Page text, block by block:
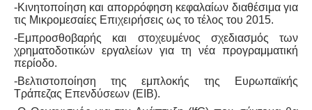
-Κινητοποίηση και απορρόφηση κεφαλαίων διαθέσιμα για
τις Μικρομεσαίες Επιχειρήσεις ως το τέλος του 2015.
-Εμπροσθοβαρής και στοχευμένος σχεδιασμός των
χρηματοδοτικών εργαλείων για τη νέα προγραμματική
περίοδο.
-Βελτιστοποίηση της εμπλοκής της Ευρωπαϊκής
Τράπεζας Επενδύσεων (EIB).